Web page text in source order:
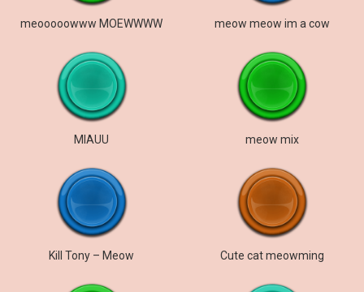
meooooowww MOEWWWW meow meow im a cow
MIAUU meow mix
Kill Tony – Meow Cute cat meowming